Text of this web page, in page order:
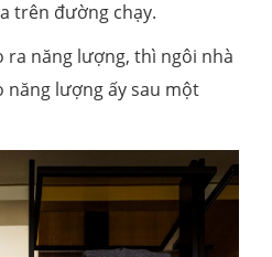
trên đường chạy.
ra năng lượng, thì ngôi nhà
lượng ấy sau một